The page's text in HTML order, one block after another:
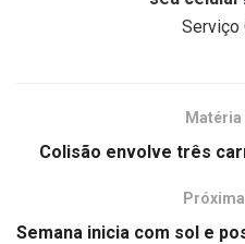
Serviço
Colisão envolve três
Semana inicia com sol e